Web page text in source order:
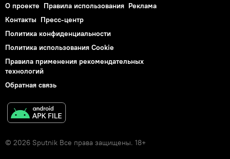
О проекте Правила использования Реклама
Контакты Пресс-центр
Политика конфиденциальности
Политика использования Cookie
Правила применения рекомендательных
технологий
Обратная связь
© 2026 Sputnik Все права защищены. 18+